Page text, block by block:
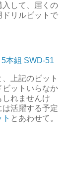
入して、届くの
ドリルビットで
本組 SWD-51
上記のビット
ビットいらなか
れませんけ
活躍する予定
とあわせて。